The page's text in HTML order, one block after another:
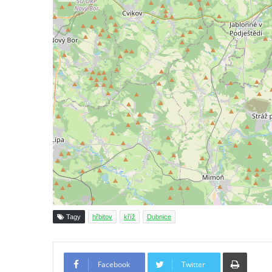
Kříž v centru Liběšic
Kříž na návsi v Chouči
Boží muka na rozcestí východně od Chouče
Kříž na návsi v Lužici
Kříž na návsi v Dobrčicích
Kříž u domu čp. 3 v Chrámcích
Kříž u polní cesty severozápadně od Kozel
Údajný kříž na návsi v Kozlech
Centrální kříž hřbitova v Kozlech
Kříž východně od Oparna u cesty na Lovoš
Pamětní kříž na Lovoši
Kříž na rozcestí u domu čp. 49 ve Svojkově
Kříž jižně od Prysku
Tagy hřbitov kříž Dubnice
Facebook Twitter